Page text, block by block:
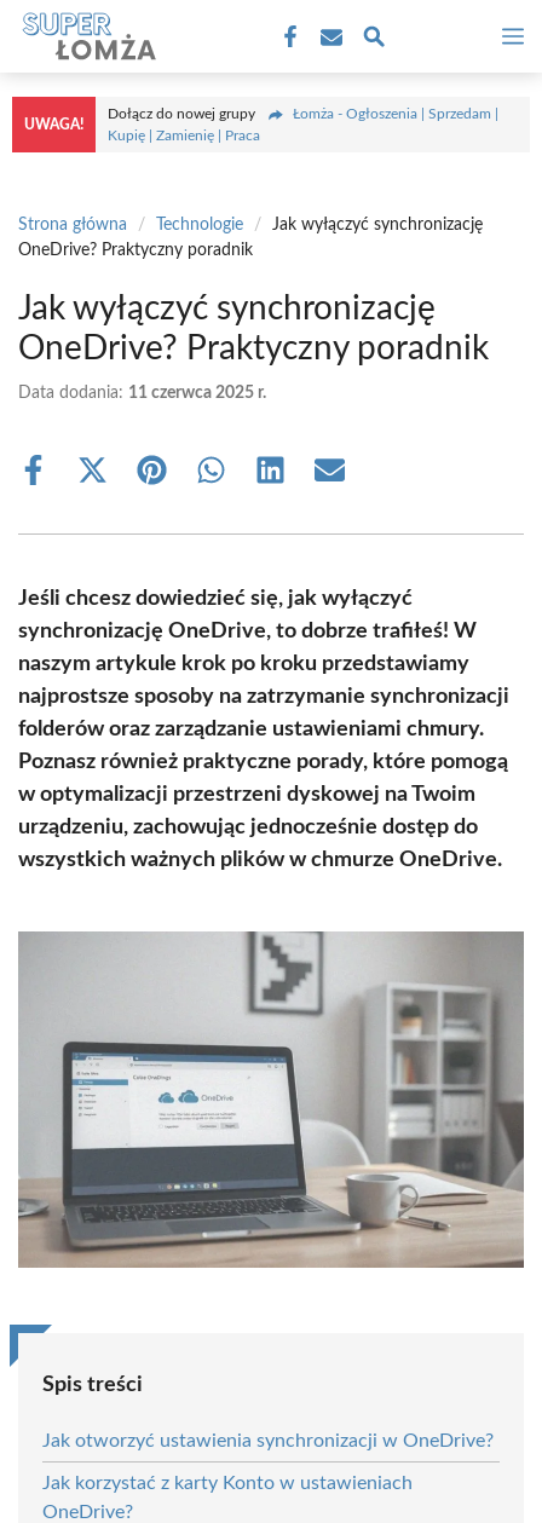
Przejdź
treści
UWAGA!
Dołącz do nowej grupy
Łomża - Ogłoszenia | Sprzedam |
Kupię | Zamienię | Praca
Strona główna / Technologie /
Jak wyłączyć synchronizację
OneDrive? Praktyczny poradnik
Jak wyłączyć synchronizację
OneDrive? Praktyczny poradnik
Data dodania: 11 czerwca 2025 r.
Share
Share
(Twitter)
Share Share Share Share
Jeśli chcesz dowiedzieć się, jak wyłączyć
synchronizację OneDrive, to dobrze trafiłeś! W
naszym artykule krok po kroku przedstawiamy
najprostsze sposoby na zatrzymanie synchronizacji
folderów oraz zarządzanie ustawieniami chmury.
Poznasz również praktyczne porady, które pomogą
w optymalizacji przestrzeni dyskowej na Twoim
urządzeniu, zachowując jednocześnie dostęp do
wszystkich ważnych plików w chmurze OneDrive.
Spis treści
Jak otworzyć ustawienia synchronizacji w OneDrive?
Jak korzystać z karty Konto w ustawieniach
OneDrive?